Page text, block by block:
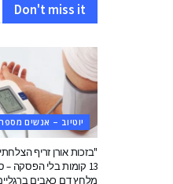
Don't miss it
יוטיוב – אנשים
"בזכות אורן זריף
13 קומות בלי הפסקה –
מלחץ דם כאבים